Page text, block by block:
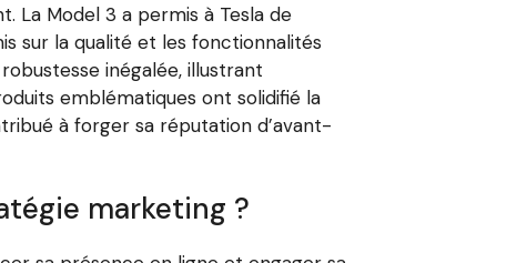
La Model 3 a permis à Tesla de
sur la qualité et les fonctionnalités
inégalée, illustrant
emblématiques ont solidifié la
à forger sa réputation d’avant-
marketing ?